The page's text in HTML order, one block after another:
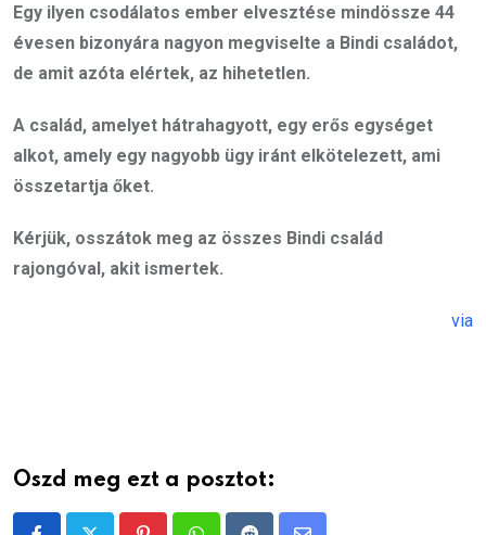
Egy ilyen csodálatos ember elvesztése mindössze 44
évesen bizonyára nagyon megviselte a Bindi családot,
de amit azóta elértek, az hihetetlen.
A család, amelyet hátrahagyott, egy erős egységet
alkot, amely egy nagyobb ügy iránt elkötelezett, ami
összetartja őket.
Kérjük, osszátok meg az összes Bindi család
rajongóval, akit ismertek.
via
Oszd meg ezt a posztot: